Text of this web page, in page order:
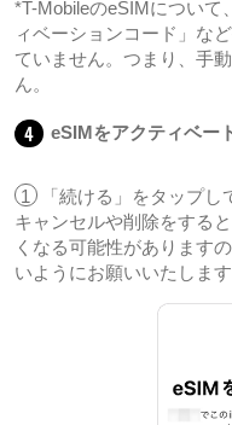
*T-MobileのeSIMについて
ィベーションコード」な
ていません。つまり、手
ん。
4 eSIMをアクティベー
1
「続ける」をタップ
キャンセルや削除をする
くなる可能性があります
いようにお願いいたしま